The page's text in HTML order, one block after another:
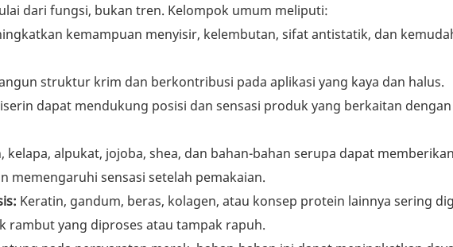
dari fungsi, bukan tren. Kelompok umum meliputi:
kemampuan menyisir, kelembutan, sifat antistatik, dan
struktur krim dan berkontribusi pada aplikasi yang kaya dan halus.
dapat mendukung posisi dan sensasi produk yang berkaitan dengan
kelapa, alpukat, jojoba, shea, dan bahan-bahan serupa dapat
memengaruhi sensasi setelah pemakaian.
Keratin, gandum, beras, kolagen, atau konsep protein lainnya sering
rambut yang diproses atau tampak rapuh.